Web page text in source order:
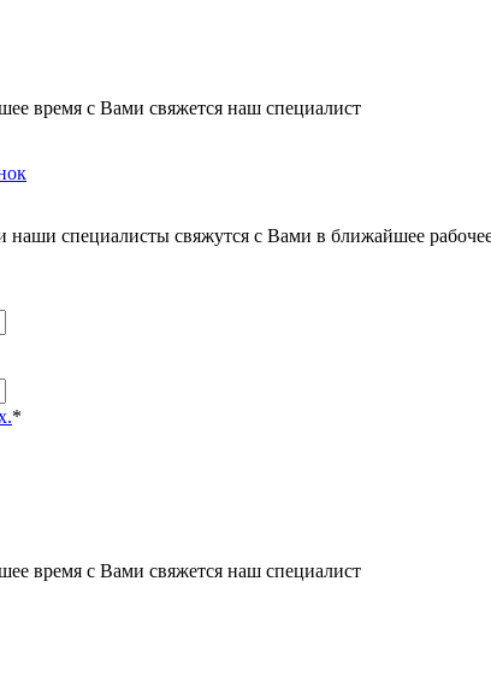
время с Вами свяжется наш специалист
специалисты свяжутся с Вами в ближайшее
*
время с Вами свяжется наш специалист